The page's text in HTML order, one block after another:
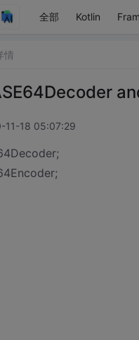
全部 Kotlin
情
11-18 05:07:29